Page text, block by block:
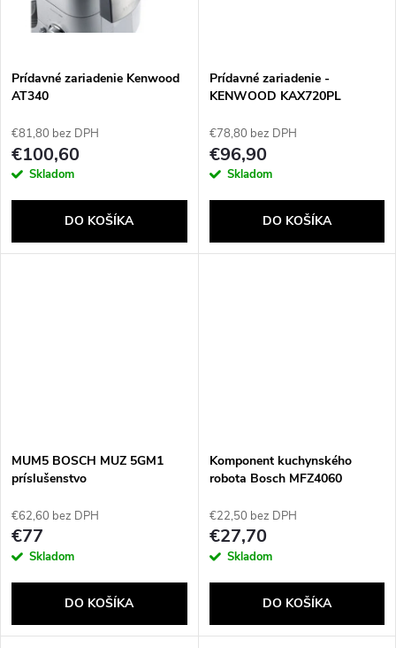
o
v
v
Prídavné zariadenie Kenwood
AT340
€81,80 bez DPH
€100,60
Skladom
DO KOŠÍKA
Prídavné zariadenie -
KENWOOD KAX720PL
€78,80 bez DPH
€96,90
Skladom
DO KOŠÍKA
MUM5 BOSCH MUZ 5GM1
príslušenstvo
€62,60 bez DPH
€77
Skladom
DO KOŠÍKA
Komponent kuchynského
robota Bosch MFZ4060
€22,50 bez DPH
€27,70
Skladom
DO KOŠÍKA